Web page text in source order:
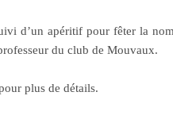
d’un apéritif pour fêter la
du club de Mouvaux.
plus de détails.